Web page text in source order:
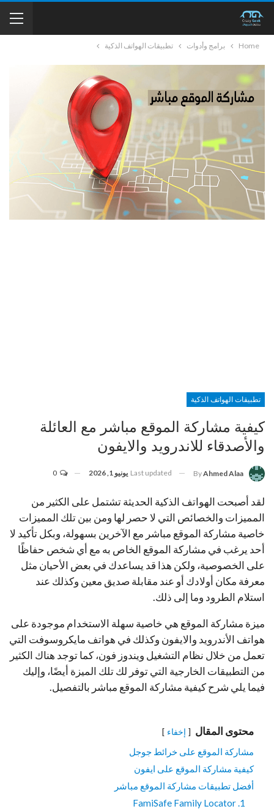
Home برامج وأدوات تطبيقات الهواتف الذكية
تطبيقات الهواتف الذكية
كيفية مشاركة الموقع مباشر مع العائلة
والأصدقاء للاندرويد والايفون
ByAhmed Alaa
Last updated يونيو 1, 2026
لقد أصبحت الهواتف الذكية الحديثة تشتمل على الكثير من
المميزات والخصائص التي لا حصر لها ومن بين تلك المميزات
خاصية مشاركة الموقع مباشر مع الآخرين بسهولة، وبكل تأكيد لا
أحد يرغب في مشاركة الموقع الخاص به مع أي شخص حفاظًا
على الخصوصية، ولكن هذا قد يساعدك في بعض الأحيان مثل
معرفة مكان أولادك أو عند مقابلة صديق معين وكذلك عند
استلام الطرود وما إلى ذلك.
ميزة مشاركة الموقع هي خاصية سهلة الاستخدام موجودة على
هواتف الأندرويد والايفون وكذلك في هواتف مايكروسوفت التي
تعمل من خلال نظام التشغيل ويندوز فون، كما توجد هناك الكثير
من التطبيقات الخارجية التي توفر لك تلك الميزة أيضًا، وإليك
فيما يلي شرح كيفية مشاركة الموقع مباشر بالتفصيل.
محتوى المقال إخفاء
مشاركة الموقع على خرائط جوجل
كيفية مشاركة الموقع على ايفون
أفضل تطبيقات مشاركة الموقع مباشر
1. FamiSafe Family Locator